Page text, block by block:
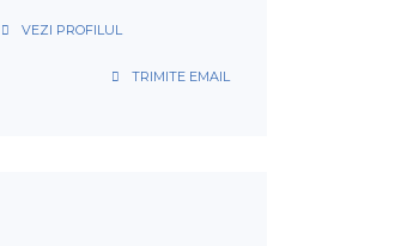
VEZI PROFILUL
TRIMITE EMAIL